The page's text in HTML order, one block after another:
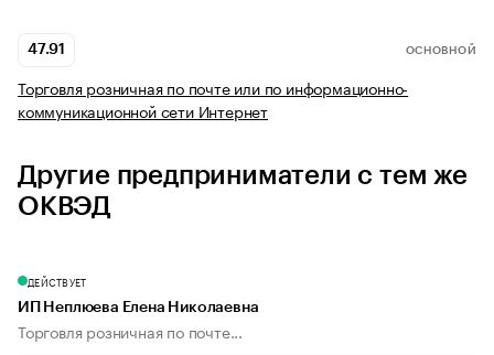
47.91 ОСНОВНОЙ
Торговля розничная по почте или по информационно-
коммуникационной сети Интернет
Другие предприниматели с тем же
ОКВЭД
ДЕЙСТВУЕТ
ИП Неплюева Елена Николаевна
Торговля розничная по почте...